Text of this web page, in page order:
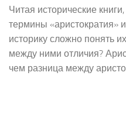
Читая исторические
термины «аристократия»
историку сложно понять
между ними отличия?
чем разница между